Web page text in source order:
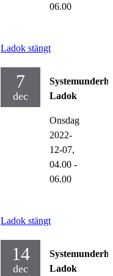
06.00
Ladok stängt
7
dec
Ladok
Onsdag
2022-
12-07,
04.00 -
06.00
Ladok stängt
14
dec
Ladok